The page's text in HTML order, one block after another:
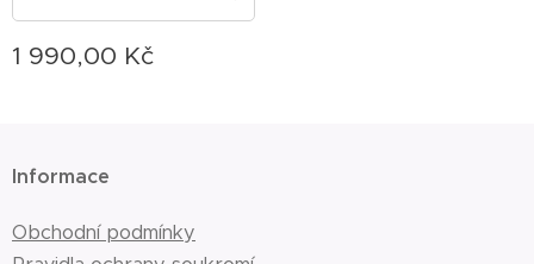
1 990,00 Kč
Informace
Obchodní podmínky